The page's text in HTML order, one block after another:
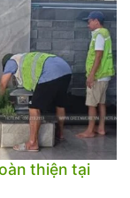
thiện tại